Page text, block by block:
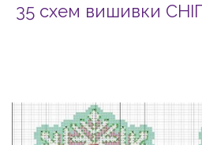
35 схем вишивки